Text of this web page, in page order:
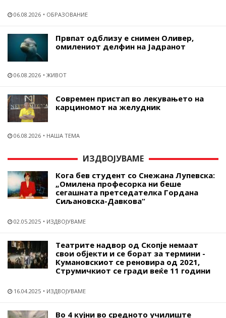
06.08.2026 ОБРАЗОВАНИЕ
Првпат одблизу е снимен Оливер,
омилениот делфин на Јадранот
06.08.2026 ЖИВОТ
Современ пристап во лекувањето на
карциномот на желудник
06.08.2026 НАША ТЕМА
ИЗДВОЈУВАМЕ
Кога бев студент со Снежана Лупевска:
„Омилена професорка ни беше
сегашната претседателка Гордана
Сиљановска-Давкова“
02.05.2025 ИЗДВОЈУВАМЕ
Театрите надвор од Скопје немаат
свои објекти и се борат за термини -
Кумановскиот се реновира од 2021,
Струмичкиот се гради веќе 11 години
16.04.2025 ИЗДВОЈУВАМЕ
Во 4 кујни во средното училиште